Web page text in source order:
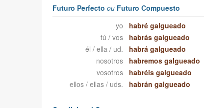
Futuro Perfecto ouFuturo Compuesto
yo
habré galgueado
tú / vos
habrás galgueado
él / ella / ud.
habrá galgueado
nosotros
habremos galgueado
vosotros
habréis galgueado
ellos / ellas / uds.
habrán galgueado